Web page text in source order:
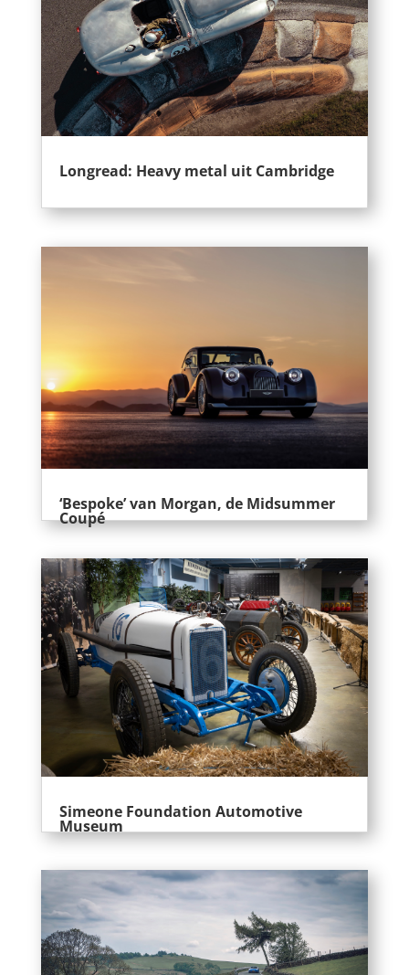
Longread: Heavy metal uit Cambridge
‘Bespoke’ van Morgan, de Midsummer
Coupé
Simeone Foundation Automotive
Museum